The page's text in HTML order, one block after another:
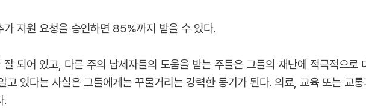
지원 요청을 승인하면 85%까지 받을 수 있다.
되어 있고, 다른 주의 납세자들의 도움을 받는 주들은 그들의 재난에 적극적으로
고 있다는 사실은 그들에게는 꾸물거리는 강력한 동기가 된다. 의료, 교육 또는 교
.